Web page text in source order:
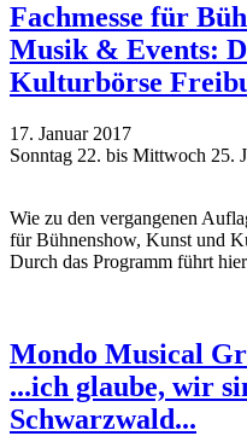
Fachmesse für
Musik & Events:
Kulturbörse
17. Januar 2017
Sonntag 22. bis Mittwoch 25.
Wie zu den vergangenen
für Bühnenshow, Kunst und
Durch das Programm führt
Mondo Musical
...ich glaube, wir
Schwarzwald...